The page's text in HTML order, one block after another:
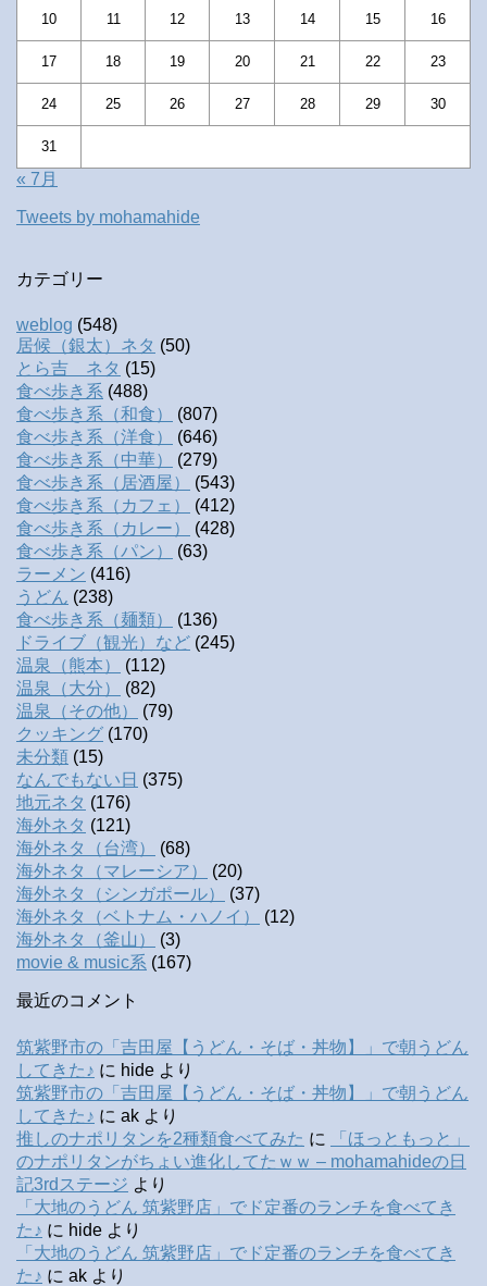
10 11 12 13 14 15 16
17 18 19 20 21 22 23
24 25 26 27 28 29 30
31
« 7月
Tweets by mohamahide
カテゴリー
weblog (548)
居候（銀太）ネタ (50)
とら吉 ネタ (15)
食べ歩き系 (488)
食べ歩き系（和食）
(807)
食べ歩き系（洋食）
(646)
食べ歩き系（中華）
(279)
食べ歩き系（居酒屋）
(543)
食べ歩き系（カフェ）
(412)
食べ歩き系（カレー）
(428)
食べ歩き系（パン）
(63)
ラーメン (416)
うどん (238)
食べ歩き系（麺類）
(136)
ドライブ（観光）など (245)
温泉（熊本）
(112)
温泉（大分）
(82)
温泉（その他）
(79)
クッキング (170)
未分類 (15)
なんでもない日 (375)
地元ネタ (176)
海外ネタ (121)
海外ネタ（台湾）
(68)
海外ネタ（マレーシア）
(20)
海外ネタ（シンガポール）
(37)
海外ネタ（ベトナム・ハノイ）
(12)
海外ネタ（釜山）
(3)
movie & music系 (167)
最近のコメント
筑紫野市の「吉田屋【うどん・そば・丼物】」で朝うどん
してきた♪ に hide より
筑紫野市の「吉田屋【うどん・そば・丼物】」で朝うどん
してきた♪ に ak より
推しのナポリタンを2種類食べてみた に
「ほっともっと」
のナポリタンがちょい進化してたｗｗ – mohamahideの日
記3rdステージ より
「大地のうどん 筑紫野店」でド定番のランチを食べてき
た♪ に hide より
「大地のうどん 筑紫野店」でド定番のランチを食べてき
た♪ に ak より